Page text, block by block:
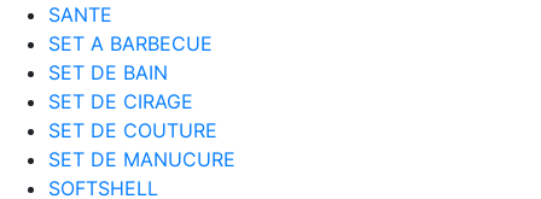
SANTE
SET A BARBECUE
SET DE BAIN
SET DE CIRAGE
SET DE COUTURE
SET DE MANUCURE
SOFTSHELL